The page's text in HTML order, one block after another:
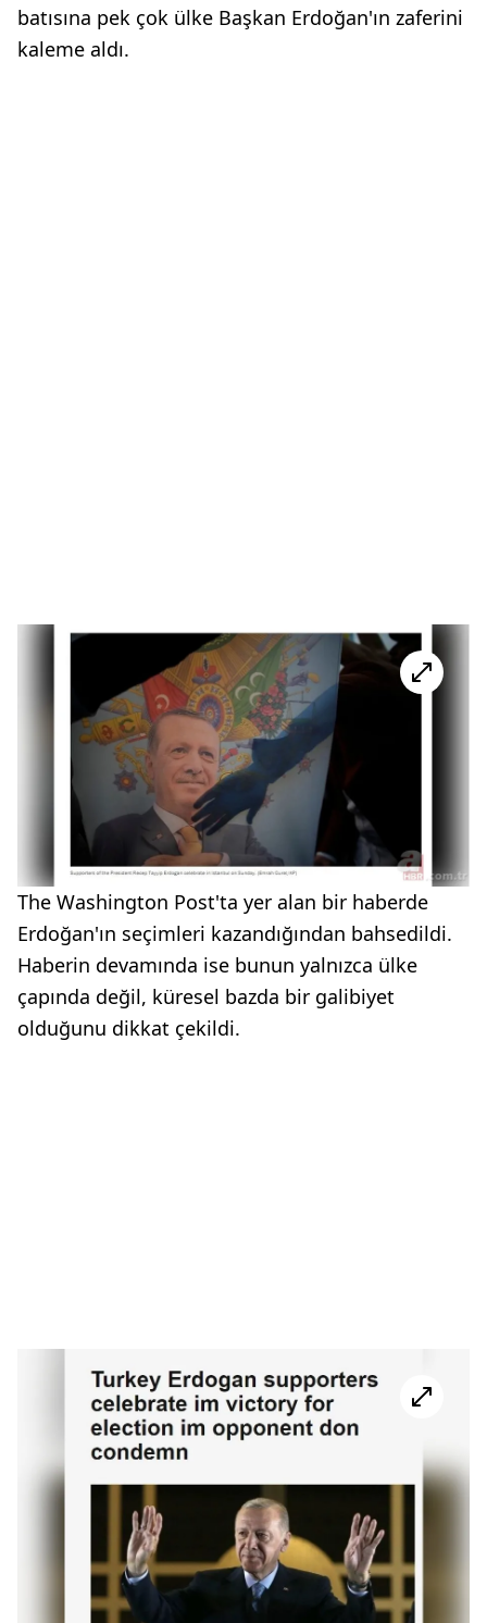
batısına pek çok ülke Başkan Erdoğan'ın zaferini
kaleme aldı.
The Washington Post'ta yer alan bir haberde
Erdoğan'ın seçimleri kazandığından bahsedildi.
Haberin devamında ise bunun yalnızca ülke
çapında değil, küresel bazda bir galibiyet
olduğunu dikkat çekildi.